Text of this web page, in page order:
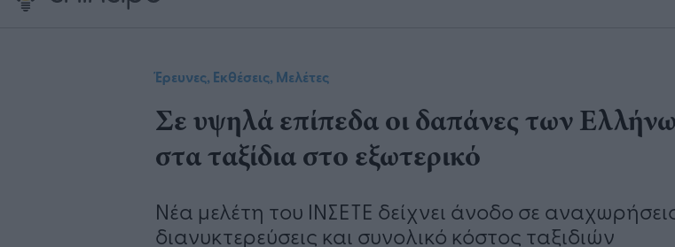
Έρευνες, Εκθέσεις, Μελέτες
Σε υψηλά επίπεδα οι δαπάνες των
στα ταξίδια στο εξωτερικό
Νέα μελέτη του ΙΝΣΕΤΕ δείχνει άνοδο σε
διανυκτερεύσεις και συνολικό κόστος ταξιδιών